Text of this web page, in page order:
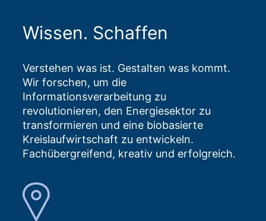
Wissen. Schaffen
Verstehen was ist. Gestalten was kommt.
Wir forschen, um die
Informationsverarbeitung zu
revolutionieren, den Energiesektor zu
transformieren und eine biobasierte
Kreislaufwirtschaft zu entwickeln.
Fachübergreifend, kreativ und erfolgreich.